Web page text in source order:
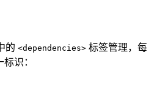
的 <dependencies> 标签管理，每
标识：